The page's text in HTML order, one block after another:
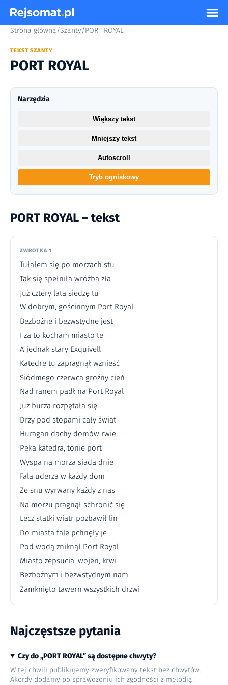
Strona główna/Szanty/PORT ROYAL
TEKST SZANTY
PORT ROYAL
PORT ROYAL – tekst
ZWROTKA 1
Tułałem się po morzach stu
Tak się spełniła wróżba zła
Już cztery lata siedzę tu
W dobrym, gościnnym Port Royal
Bezbożne i bezwstydne jest
I za to kocham miasto te
A jednak stary Exquivell
Katedrę tu zapragnął wznieść
Siódmego czerwca groźny cień
Nad ranem padł na Port Royal
Już burza rozpętała się
Drży pod stopami cały świat
Huragan dachy domów rwie
Pęka katedra, tonie port
Wyspa na morza siada dnie
Fala uderza w każdy dom
Ze snu wyrwany każdy z nas
Na morzu pragnął schronić się
Lecz statki wiatr pozbawił lin
Do miasta fale pchnęły je
Pod wodą zniknął Port Royal
Miasto zepsucia, wojen, krwi
Bezbożnym i bezwstydnym nam
Zamknięto tawern wszystkich drzwi
Najczęstsze pytania
Czy do „PORT ROYAL” są dostępne chwyty?
W tej chwili publikujemy zweryfikowany tekst bez chwytów.
Akordy dodamy po sprawdzeniu ich zgodności z melodią.
Narzędzia
Większy tekst
Mniejszy tekst
Autoscroll
Tryb ogniskowy